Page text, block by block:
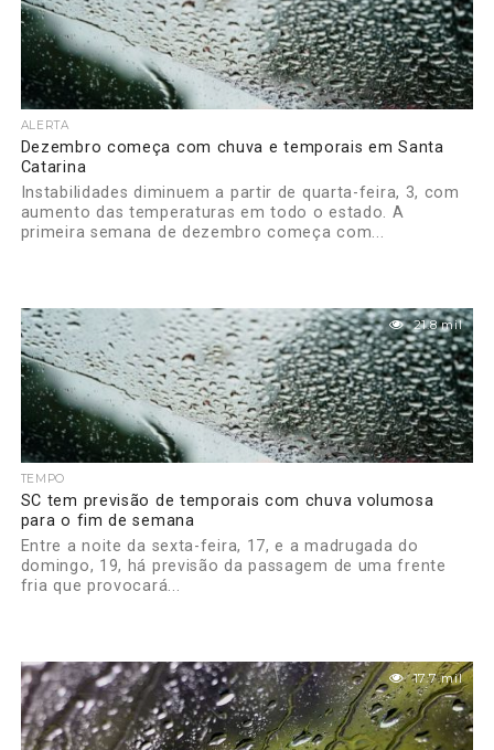
ALERTA
Dezembro começa com chuva e temporais em Santa
Catarina
Instabilidades diminuem a partir de quarta-feira, 3, com
aumento das temperaturas em todo o estado. A
primeira semana de dezembro começa com...
21.8 mil
TEMPO
SC tem previsão de temporais com chuva volumosa
para o fim de semana
Entre a noite da sexta-feira, 17, e a madrugada do
domingo, 19, há previsão da passagem de uma frente
fria que provocará...
17.7 mil